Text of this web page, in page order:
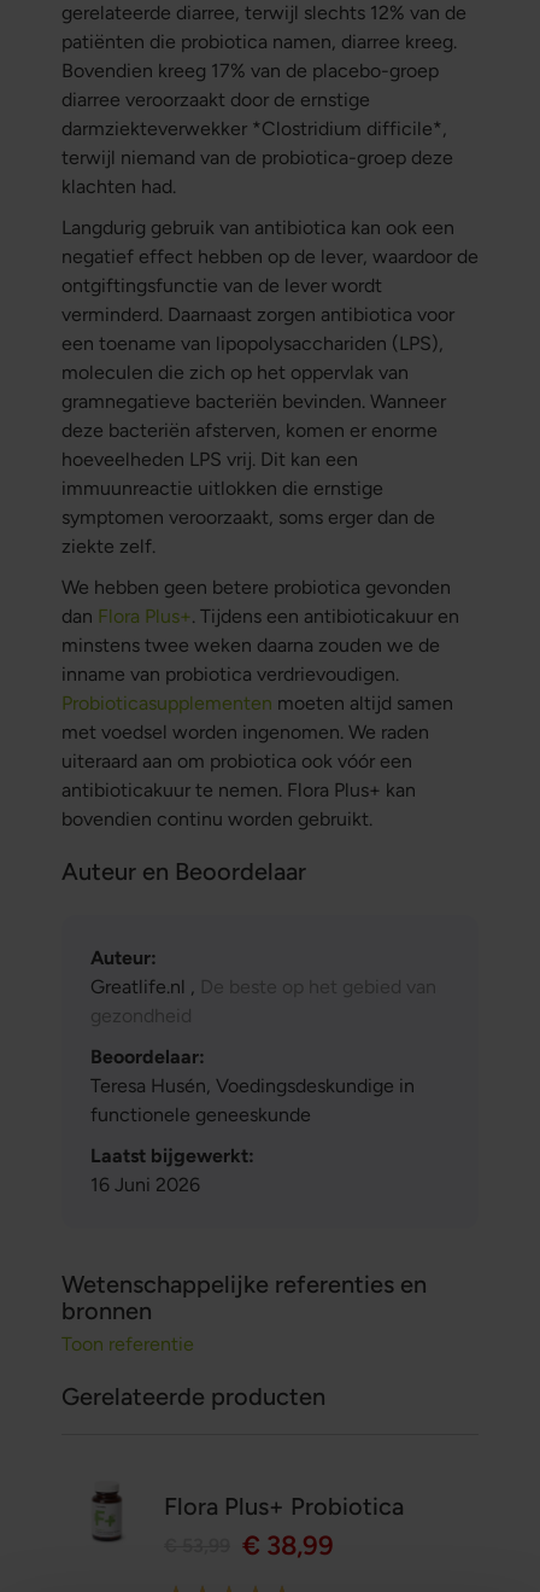
gerelateerde diarree, terwijl slechts 12% van de
patiënten die probiotica namen, diarree kreeg.
Bovendien kreeg 17% van de placebo-groep
diarree veroorzaakt door de ernstige
darmziekteverwekker *Clostridium difficile*,
terwijl niemand van de probiotica-groep deze
klachten had.
Langdurig gebruik van antibiotica kan ook een
negatief effect hebben op de lever, waardoor de
ontgiftingsfunctie van de lever wordt
verminderd. Daarnaast zorgen antibiotica voor
een toename van lipopolysacchariden (LPS),
moleculen die zich op het oppervlak van
gramnegatieve bacteriën bevinden. Wanneer
deze bacteriën afsterven, komen er enorme
hoeveelheden LPS vrij. Dit kan een
immuunreactie uitlokken die ernstige
symptomen veroorzaakt, soms erger dan de
ziekte zelf.
We hebben geen betere probiotica gevonden
dan Flora Plus+. Tijdens een antibioticakuur en
minstens twee weken daarna zouden we de
inname van probiotica verdrievoudigen.
Probioticasupplementen moeten altijd samen
met voedsel worden ingenomen. We raden
uiteraard aan om probiotica ook vóór een
antibioticakuur te nemen. Flora Plus+ kan
bovendien continu worden gebruikt.
Auteur en Beoordelaar
Auteur:
Greatlife.nl , De beste op het gebied van
gezondheid
Beoordelaar:
Teresa Husén, Voedingsdeskundige in
functionele geneeskunde
Laatst bijgewerkt:
16 Juni 2026
Wetenschappelijke referenties en
bronnen
Toon referentie
Gerelateerde producten
Flora Plus+ Probiotica
€ 38,99